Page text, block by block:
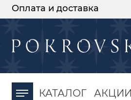
Оплата и доставка
КАТАЛОГ АКЦИИ
-30%
момента оплаты